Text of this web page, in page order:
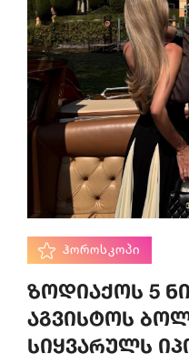
ᲰᲝᲠᲝᲡᲙᲝᲞᲘ
ზოდიაქოს 5
აგვისტოს
სიყვარულს